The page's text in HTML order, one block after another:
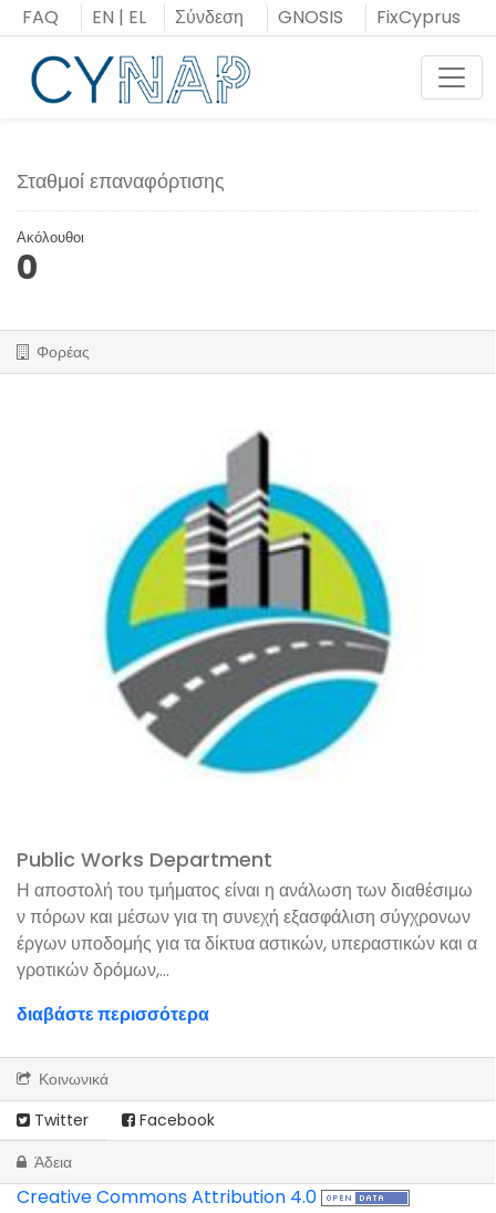
Μεταπήδηση
στο
περιεχόμενο
FAQ EN | EL Σύνδεση GNOSIS FixCyprus
Σταθμοί επαναφόρτισης
Ακόλουθοι
0
Φορέας
Public Works Department
Η αποστολή του τμήματος είναι η ανάλωση των διαθέσιμω
ν πόρων και μέσων για τη συνεχή εξασφάλιση σύγχρονων
έργων υποδομής για τα δίκτυα αστικών, υπεραστικών και α
γροτικών δρόμων,...
διαβάστε περισσότερα
Κοινωνικά
Twitter
Facebook
Άδεια
Creative Commons Attribution 4.0